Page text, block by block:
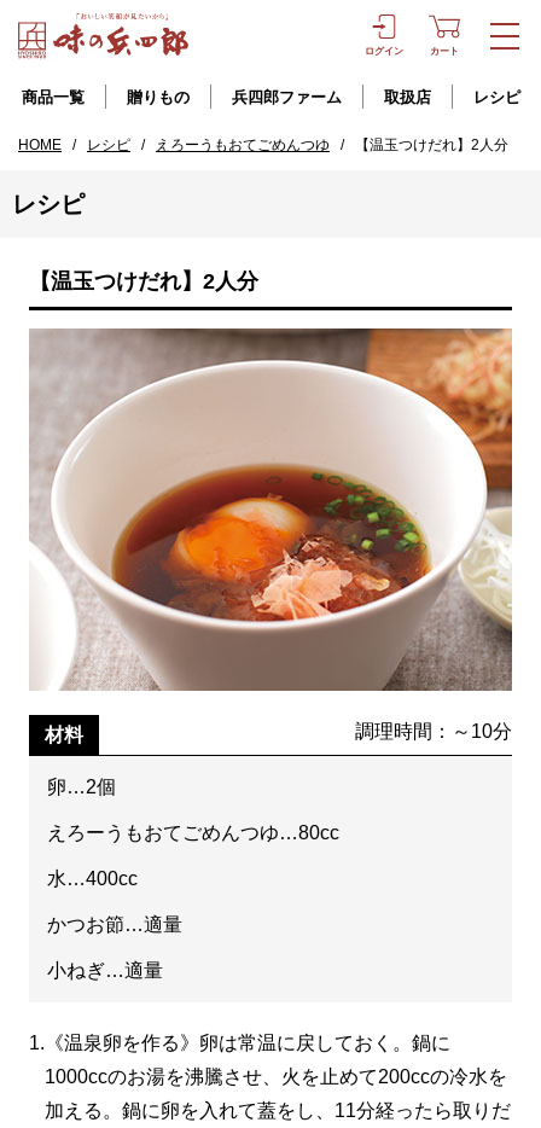
ログイン カート
商品一覧 贈りもの 兵四郎ファーム 取扱店 レシピ
HOME / レシピ / えろーうもおてごめんつゆ / 【温玉つけだれ】2人分
レシピ
【温玉つけだれ】2人分
材料 調理時間：～10分
卵…2個
えろーうもおてごめんつゆ…80cc
水…400cc
かつお節…適量
小ねぎ…適量
1. 《温泉卵を作る》卵は常温に戻しておく。鍋に
1000ccのお湯を沸騰させ、火を止めて200ccの冷水を
加える。鍋に卵を入れて蓋をし、11分経ったら取りだ